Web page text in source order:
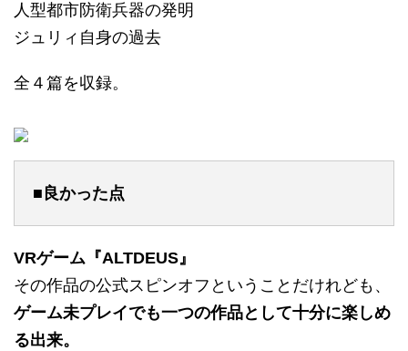
人型都市防衛兵器の発明
ジュリィ自身の過去
全４篇を収録。
■良かった点
VRゲーム『ALTDEUS』
その作品の公式スピンオフということだけれども、
ゲーム未プレイでも一つの作品として十分に楽しめ
る出来。